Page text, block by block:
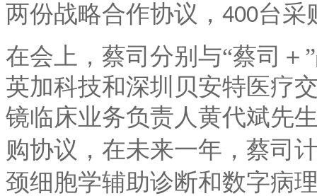
两份战略合作协议， 400台采
在会上，蔡司分别与“蔡司
英加科技和深圳贝安特医疗
镜临床业务负责人黄代斌先
购协议，在未来一年，蔡司
颈细胞学辅助诊断和数字病